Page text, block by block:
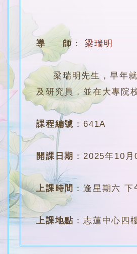
導 師 ： 梁瑞明
梁瑞明先生，早年就
及研究員，並在大專院
課程編號 ：641A
開課日期 ：2025年10月
上課時間 ：逢星期六
上課地點 ：志蓮中心四